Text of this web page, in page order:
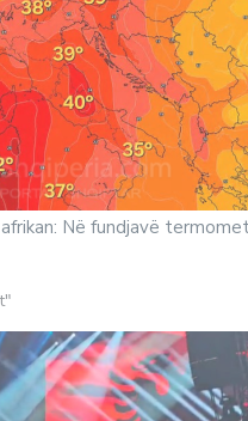
Në fundjavë